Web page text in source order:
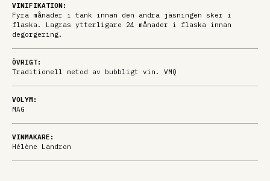
VINIFIKATION:
Fyra månader i tank innan den andra jäsningen sker i
flaska. Lagras ytterligare 24 månader i flaska innan
degorgering.
ÖVRIGT:
Traditionell metod av bubbligt vin. VMQ
VOLYM:
MAG
VINMAKARE:
Hélène Landron